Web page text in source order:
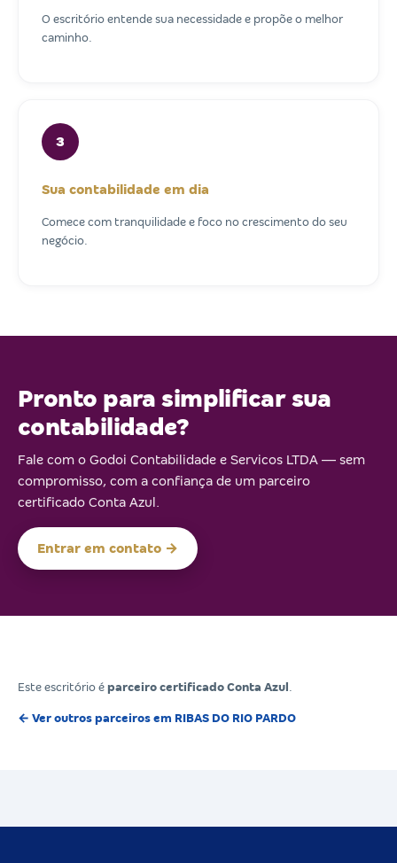
O escritório entende sua necessidade e propõe o melhor
caminho.
3
Sua contabilidade em dia
Comece com tranquilidade e foco no crescimento do seu
negócio.
Pronto para simplificar sua
contabilidade?
Fale com o Godoi Contabilidade e Servicos LTDA — sem
compromisso, com a confiança de um parceiro
certificado Conta Azul.
Entrar em contato →
Este escritório é parceiro certificado Conta Azul
← Ver outros parceiros em RIBAS DO RIO PARDO